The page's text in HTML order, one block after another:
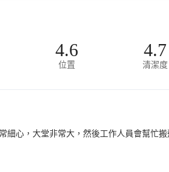
4.6
位置
4.7
清潔度
細心，大堂非常大，然後工作人員會幫忙